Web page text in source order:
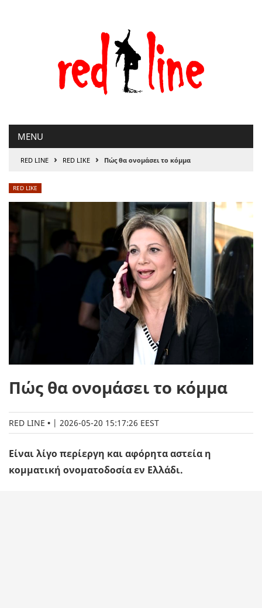
MENU
RED LINE › RED LIKE › Πώς θα ονομάσει το κόμμα
RED LIKE
Πώς θα ονομάσει το κόμμα
RED LINE | 2026-05-20 15:17:26 EEST
Είναι λίγο περίεργη και αφόρητα αστεία η
κομματική ονοματοδοσία εν Ελλάδι.